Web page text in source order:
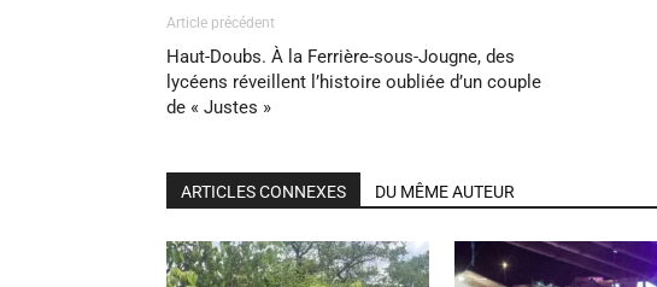
Article précédent
Haut-Doubs. À la Ferrière-sous-Jougne, des
lycéens réveillent l’histoire oubliée d’un couple
de « Justes »
ARTICLES CONNEXES DU MÊME AUTEUR